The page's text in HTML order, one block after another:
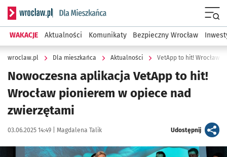
Serwis informacyjny wroclaw.pl podserwis: Dla mieszkańca
WAKACJE Aktualności Komunikaty Bezpieczny Wrocław
wroclaw.pl Dla mieszkańca Aktualności VetApp to hit! Wrocław
Nowoczesna aplikacja VetApp to hit!
Wrocław pionierem w opiece nad
zwierzętami
Data publikacji:
03.06.2025 14:49 | Autor:
Magdalena Talik Udostępnijartykuł
Kliknij, aby zobaczyć galerię